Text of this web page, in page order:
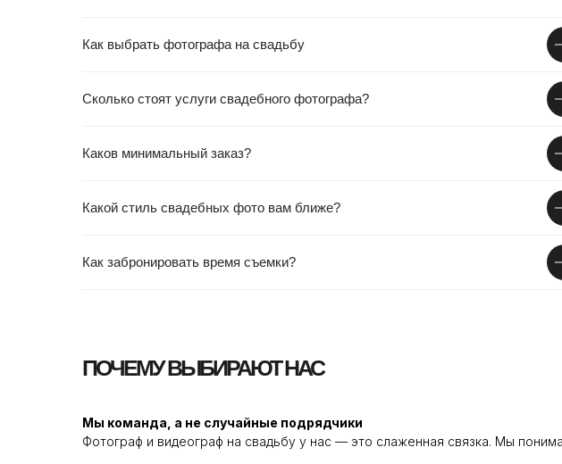
Как выбрать фотографа на свадьбу
Сколько стоят услуги свадебного фотографа?
Каков минимальный заказ?
Какой стиль свадебных фото вам ближе?
Как забронировать время съемки?
ПОЧЕМУ ВЫБИРАЮТ НАС
Мы команда, а не случайные подрядчики
Фотограф и видеограф на свадьбу у нас — это слаженная связка. Мы